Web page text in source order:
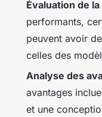
Évaluation de
performants,
peuvent avoir
celles des
Analyse des
avantages
et une